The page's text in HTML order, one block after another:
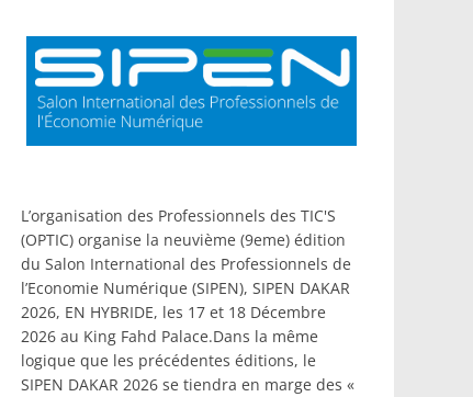
L’organisation des Professionnels des TIC'S
(OPTIC) organise la neuvième (9eme) édition
du Salon International des Professionnels de
l’Economie Numérique (SIPEN), SIPEN DAKAR
2026, EN HYBRIDE, les 17 et 18 Décembre
2026 au King Fahd Palace.Dans la même
logique que les précédentes éditions, le
SIPEN DAKAR 2026 se tiendra en marge des «